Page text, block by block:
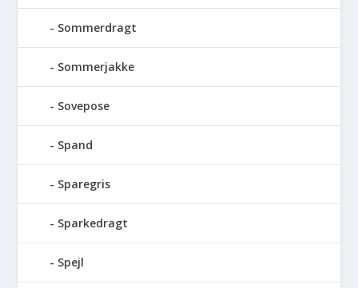
Sommerdragt
Sommerjakke
Sovepose
Spand
Sparegris
Sparkedragt
Spejl